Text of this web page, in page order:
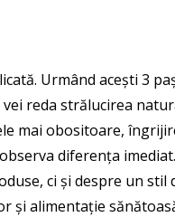
Urmând acești 3
reda strălucirea
mai obositoare,
diferența
ci și despre un stil
și alimentație